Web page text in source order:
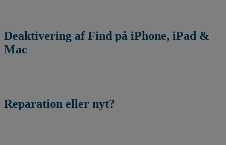
Deaktivering af Find på iPhone, iPad &
Mac
Reparation eller nyt?